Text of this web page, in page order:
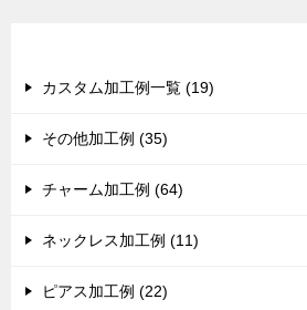
カスタム加工例一覧 (19)
その他加工例 (35)
チャーム加工例 (64)
ネックレス加工例 (11)
ピアス加工例 (22)